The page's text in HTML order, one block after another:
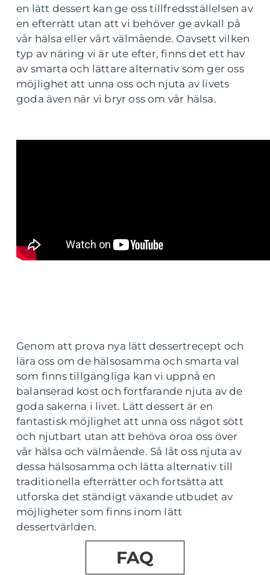
en lätt dessert kan ge oss tillfredsställelsen av
en efterrätt utan att vi behöver ge avkall på
vår hälsa eller vårt välmående. Oavsett vilken
typ av näring vi är ute efter, finns det ett hav
av smarta och lättare alternativ som ger oss
möjlighet att unna oss och njuta av livets
goda även när vi bryr oss om vår hälsa.
Genom att prova nya lätt dessertrecept och
lära oss om de hälsosamma och smarta val
som finns tillgängliga kan vi uppnå en
balanserad kost och fortfarande njuta av de
goda sakerna i livet. Lätt dessert är en
fantastisk möjlighet att unna oss något sött
och njutbart utan att behöva oroa oss över
vår hälsa och välmående. Så låt oss njuta av
dessa hälsosamma och lätta alternativ till
traditionella efterrätter och fortsätta att
utforska det ständigt växande utbudet av
möjligheter som finns inom lätt
dessertvärlden.
FAQ